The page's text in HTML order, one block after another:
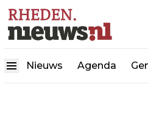
Nieuws Agenda